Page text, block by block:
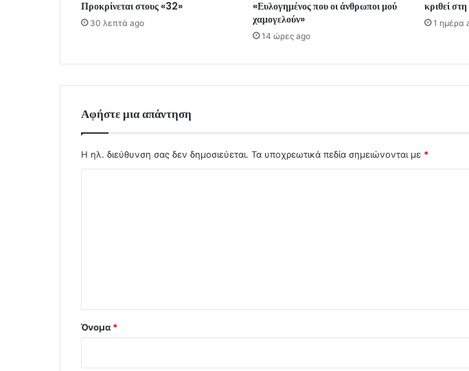
Προκρίνεται στους «32»
30 λεπτά ago
«Ευλογημένος που οι άνθρωποι μού
χαμογελούν»
14 ώρες ago
κριθεί
1 ημέρα
Αφήστε μια απάντηση
Η ηλ. διεύθυνση σας δεν δημοσιεύεται. Τα υποχρεωτικά πεδία σημειώνονται με *
Όνομα *